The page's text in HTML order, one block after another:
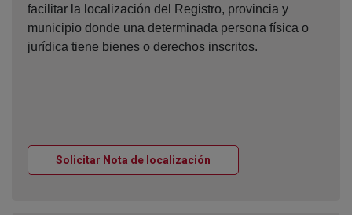
facilitar la localización del Registro, provincia y
municipio donde una determinada persona física o
jurídica tiene bienes o derechos inscritos.
Solicitar Nota de localización